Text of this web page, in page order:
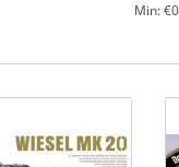
Min: €0